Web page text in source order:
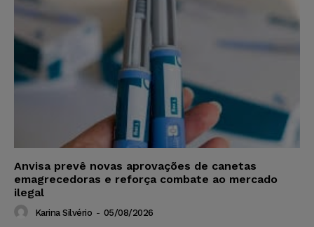
Anvisa prevê novas aprovações de canetas
emagrecedoras e reforça combate ao mercado
ilegal
Karina Silvério - 05/08/2026